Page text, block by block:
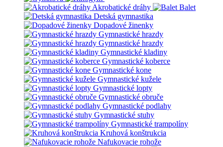
Akrobatické dráhy
Balet
Detská gymnastika
Dopadové žinenky
Gymnastické hrazdy
Gymnastické hrazdy
Gymnastické kladiny
Gymnastické koberce
Gymnastické kone
Gymnastické kužele
Gymnastické lopty
Gymnastické obruče
Gymnastické podlahy
Gymnastické stuhy
Gymnastické trampolíny
Kruhová konštrukcia
Nafukovacie rohože